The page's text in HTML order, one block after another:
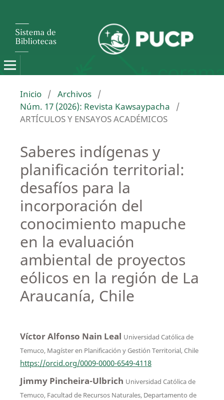
Inicio / Archivos /
Núm. 17 (2026): Revista Kawsaypacha
/
ARTÍCULOS Y ENSAYOS ACADÉMICOS
Saberes indígenas y
planificación territorial:
desafíos para la
incorporación del
conocimiento mapuche
en la evaluación
ambiental de proyectos
eólicos en la región de La
Araucanía, Chile
Víctor Alfonso Nain Leal Universidad Católica de
Temuco, Magíster en Planificación y Gestión Territorial, Chile
https://orcid.org/0009-0000-6549-4118
Jimmy Pincheira-Ulbrich Universidad Católica de
Temuco, Facultad de Recursos Naturales, Departamento de